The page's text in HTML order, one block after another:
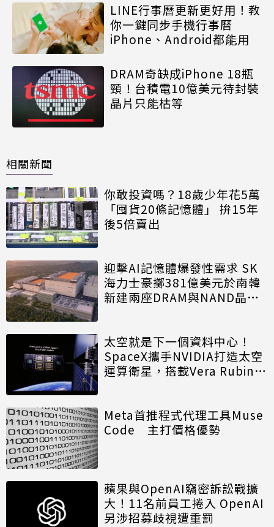
LINE行事曆更新更好用！教
你一鍵同步手機行事曆
iPhone、Android都能用
DRAM奇缺成iPhone 18瓶
頸！台積電10億美元待封裝
晶片只能枯等
相關新聞
你敢投資嗎？18歲少年花5萬
「囤貨20條記憶體」 拚15年
後5倍賣出
迎擊AI記憶體爆發性需求 SK
海力士豪擲381億美元於南韓
新建兩座DRAM與NAND晶圓
太空就是下一個資料中心！
SpaceX攜手NVIDIA打造太空
運算衛星，搭載Vera Rubin運
Meta首推程式代理工具Muse
Code 主打價格優勢
蘋果與OpenAI竊密訴訟戰擴
大！11名前員工捲入 OpenAI
另涉招募歧視遭重罰